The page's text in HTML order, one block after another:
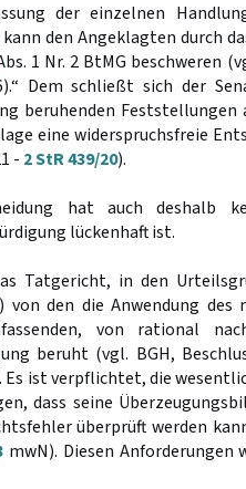
der einzelnen
den Angeklagten durch
1 Nr. 2 BtMG beschweren
Dem schließt sich der
beruhenden
eine widerspruchsfreie
- 2 StR 439/20).
hat auch deshalb
lückenhaft ist.
Tatgericht, in den
von den die Anwendung
von rational
beruht (vgl. BGH,
Es ist verpflichtet, die
dass seine
überprüft werden
mwN). Diesen Anforderungen